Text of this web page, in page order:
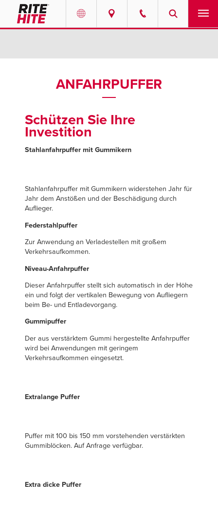
Portuguese
English
Deutsch
Dutch
ASIA PACIFIC
English
ÜBER UNS
KONTAKT
KARRIERE
EINE VERTRETUNG FINDEN
+49 (0) 5693 98700
ANFAHRPUFFER
Schützen Sie Ihre
Investition
Stahlanfahrpuffer mit Gummikern
Stahlanfahrpuffer mit Gummikern widerstehen Jahr für
Jahr dem Anstößen und der Beschädigung durch
Auflieger.
Federstahlpuffer
Zur Anwendung an Verladestellen mit großem
Verkehrsaufkommen.
Niveau-Anfahrpuffer
Dieser Anfahrpuffer stellt sich automatisch in der Höhe
ein und folgt der vertikalen Bewegung von Aufliegern
beim Be- und Entladevorgang.
Gummipuffer
Der aus verstärktem Gummi hergestellte Anfahrpuffer
wird bei Anwendungen mit geringem
Verkehrsaufkommen eingesetzt.
Extralange Puffer
Puffer mit 100 bis 150 mm vorstehenden verstärkten
Gummiblöcken. Auf Anfrage verfügbar.
Extra dicke Puffer